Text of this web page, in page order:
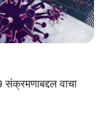
संक्रमणाबद्दल वाचा